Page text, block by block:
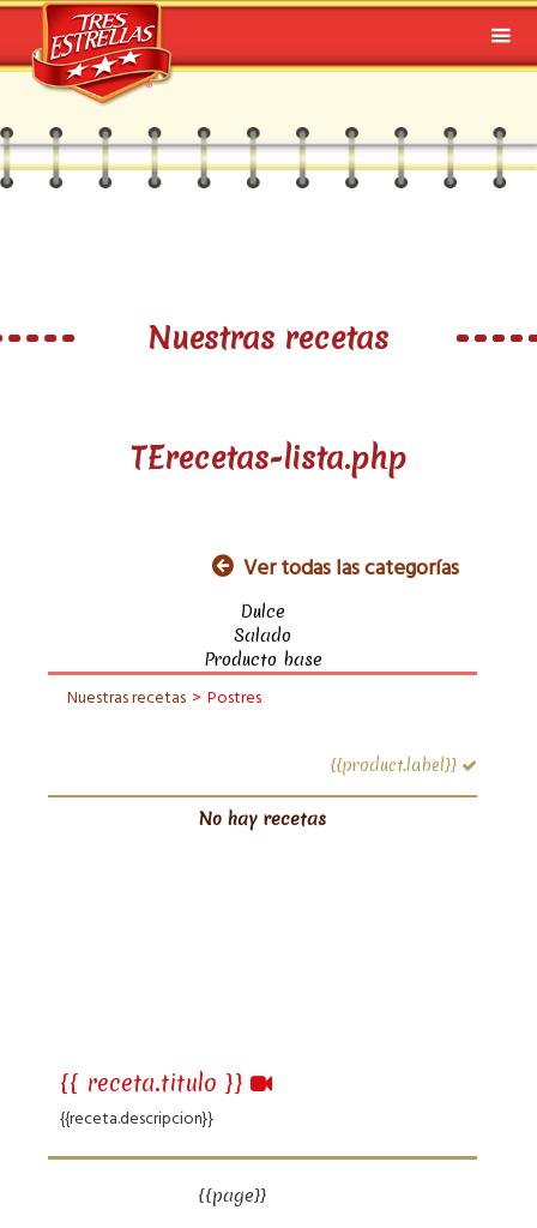
Nuestras recetas
TErecetas-lista.php
Ver todas las categorías
Dulce
Salado
Producto base
Nuestras recetas > Postres
{{product.label}}
No hay recetas
{{ receta.titulo }}
{{receta.descripcion}}
{{page}}